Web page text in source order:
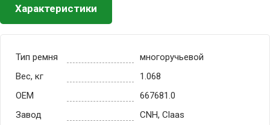
Характеристики
Тип ремня
многоручьевой
Вес, кг
1.068
OEM
667681.0
Завод
CNH, Claas